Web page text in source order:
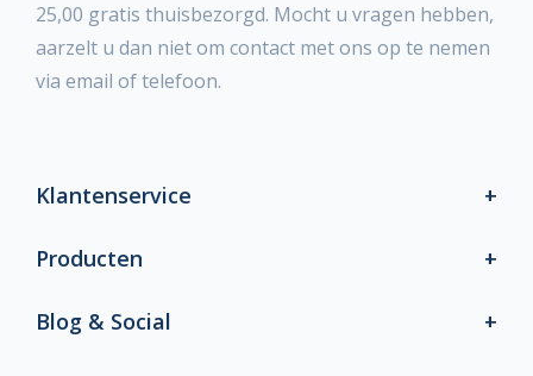
25,00 gratis thuisbezorgd. Mocht u vragen hebben,
aarzelt u dan niet om contact met ons op te nemen
via email of telefoon.
Klantenservice
Producten
Blog & Social